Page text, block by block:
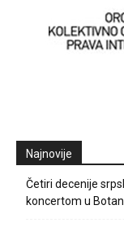
Najnovije
Četiri decenije
koncertom u